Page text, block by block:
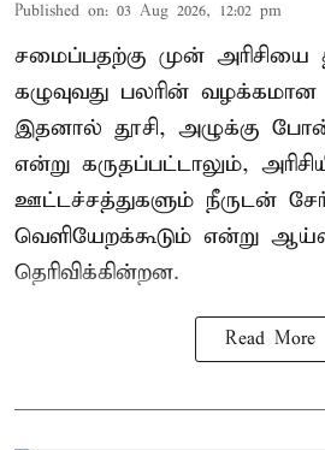
Published on: 03 Aug 2026, 12:02 pm
சமைப்பதற்கு முன்
கழுவுவது பலரின்
இதனால் தூசி, அழுக்கு
என்று கருதப்பட்டாலும்,
ஊட்டச்சத்துகளும் நீருடன்
வெளியேறக்கூடும் என்று
தெரிவிக்கின்றன.
Read More